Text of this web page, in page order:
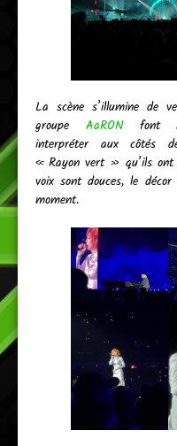
La scène s’illumine de
groupe AaRONfont
interpréter aux côtés
« Rayon vert » qu’ils ont
voix sont douces, le
moment.